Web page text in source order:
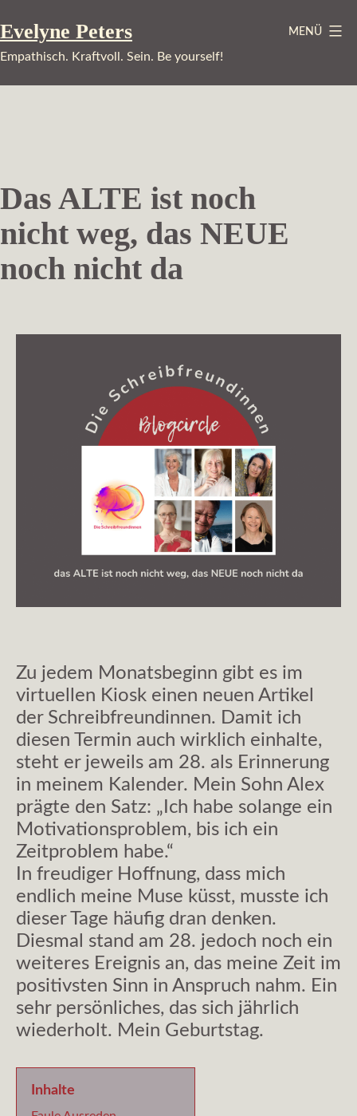
Inhalt
springen
Evelyne Peters
Empathisch. Kraftvoll. Sein. Be yourself!
MENÜ
Das ALTE ist noch
nicht weg, das NEUE
noch nicht da
Zu jedem Monatsbeginn gibt es im
virtuellen Kiosk einen neuen Artikel
der Schreibfreundinnen. Damit ich
diesen Termin auch wirklich einhalte,
steht er jeweils am 28. als Erinnerung
in meinem Kalender. Mein Sohn Alex
prägte den Satz: „Ich habe solange ein
Motivationsproblem, bis ich ein
Zeitproblem habe.“
In freudiger Hoffnung, dass mich
endlich meine Muse küsst, musste ich
dieser Tage häufig dran denken.
Diesmal stand am 28. jedoch noch ein
weiteres Ereignis an, das meine Zeit im
positivsten Sinn in Anspruch nahm. Ein
sehr persönliches, das sich jährlich
wiederholt. Mein Geburtstag.
Inhalte